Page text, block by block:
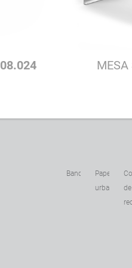
08.024 MESA
Bancas
Papeleras
urbanas
de